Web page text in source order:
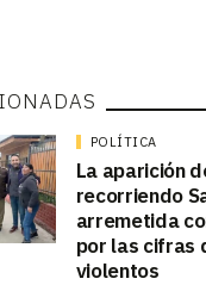
POLÍTICA
La aparición
recorriendo
arremetida
por las cifras
violentos